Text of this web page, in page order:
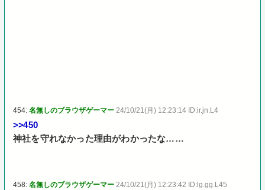
454:名無しのブラウザゲーマー 24/10/21(月) 12:23:14 ID:ir.jn.L4
>>450
神社を守れなかった理由がわかったな……
458:名無しのブラウザゲーマー 24/10/21(月) 12:23:42 ID:lg.gg.L45